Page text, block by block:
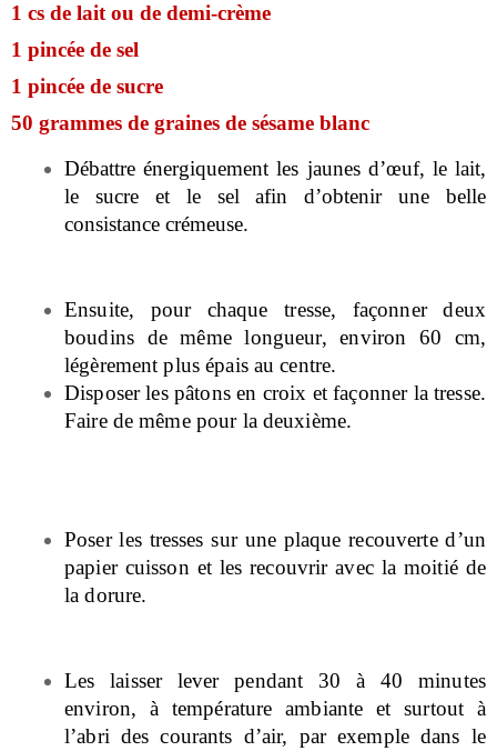
1 cs de lait ou de demi-crème
1 pincée de sel
1 pincée de sucre
50 grammes de graines de sésame blanc
Débattre énergiquement les jaunes d’œuf, le lait,
le sucre et le sel afin d’obtenir une belle
consistance crémeuse.
Ensuite, pour chaque tresse, façonner deux
boudins de même longueur, environ 60 cm,
légèrement plus épais au centre.
Disposer les pâtons en croix et façonner la tresse.
Faire de même pour la deuxième.
Poser les tresses sur une plaque recouverte d’un
papier cuisson et les recouvrir avec la moitié de
la dorure.
Les laisser lever pendant 30 à 40 minutes
environ, à température ambiante et surtout à
l’abri des courants d’air, par exemple dans le